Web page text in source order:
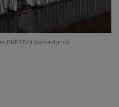
BKPSDM Sumedang)